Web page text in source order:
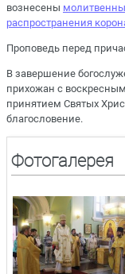
вознесены
распространения
Проповедь перед
В завершение
прихожан с
принятием Святых
благословение.
Фотогалерея